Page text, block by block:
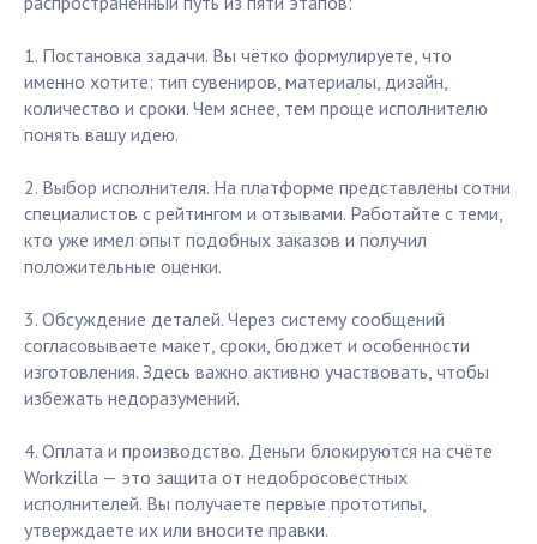
1. Постановка задачи. Вы чётко формулируете, что
именно хотите: тип сувениров, материалы, дизайн,
количество и сроки. Чем яснее, тем проще исполнителю
понять вашу идею.
2. Выбор исполнителя. На платформе представлены сотни
специалистов с рейтингом и отзывами. Работайте с теми,
кто уже имел опыт подобных заказов и получил
положительные оценки.
3. Обсуждение деталей. Через систему сообщений
согласовываете макет, сроки, бюджет и особенности
изготовления. Здесь важно активно участвовать, чтобы
избежать недоразумений.
4. Оплата и производство. Деньги блокируются на счёте
Workzilla — это защита от недобросовестных
исполнителей. Вы получаете первые прототипы,
утверждаете их или вносите правки.